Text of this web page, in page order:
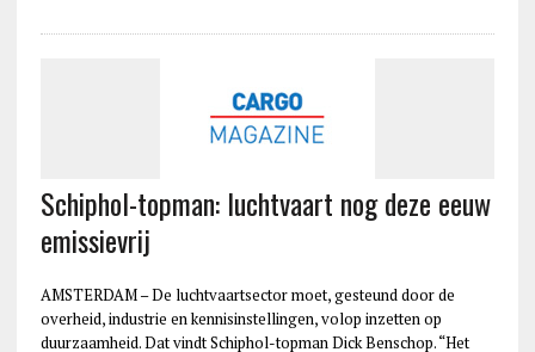
Schiphol-topman: luchtvaart nog deze eeuw
emissievrij
AMSTERDAM – De luchtvaartsector moet, gesteund door de
overheid, industrie en kennisinstellingen, volop inzetten op
duurzaamheid. Dat vindt Schiphol-topman Dick Benschop. “Het